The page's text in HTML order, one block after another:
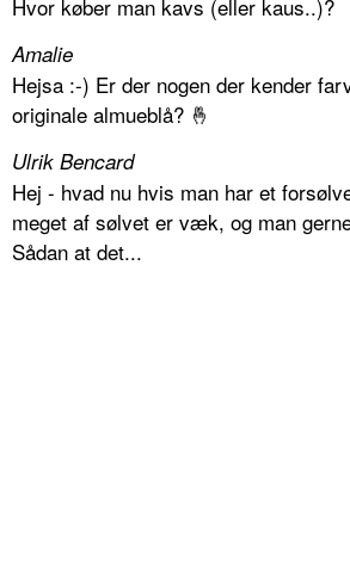
Hvor køber man kavs (eller kaus..)?
Amalie
Hejsa :-) Er der nogen der kender
originale almueblå? 🤞
Ulrik Bencard
Hej - hvad nu hvis man har et
meget af sølvet er væk, og man
Sådan at det...